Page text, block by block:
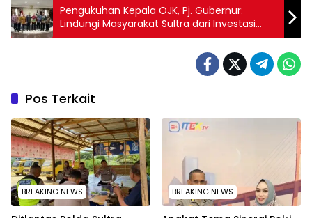
Pengukuhan Kepala OJK, Pj. Gubernur:
Lindungi Masyarakat Sultra dari Investasi
Ilegal dan Pinjol Ilegal
Pos Terkait
BREAKING NEWS BREAKING NEWS